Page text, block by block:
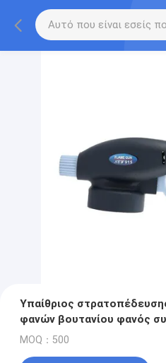
Υπαίθριος
φανών βουτανίου φανός
φορητός
MOQ：500